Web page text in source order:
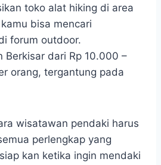
toko alat hiking di area
bisa mencari
forum outdoor.
Berkisar dari Rp 10.000 –
orang, tergantung pada
wisatawan pendaki harus
perlengkap yang
kan ketika ingin mendaki